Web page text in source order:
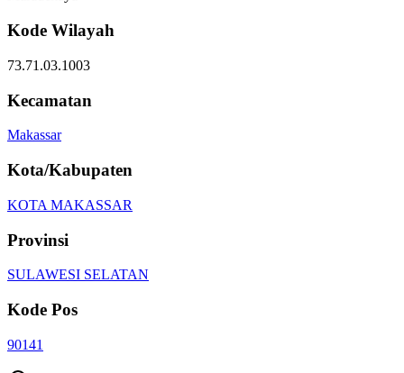
Kode Wilayah
73.71.03.1003
Kecamatan
Makassar
Kota/Kabupaten
KOTA MAKASSAR
Provinsi
SULAWESI SELATAN
Kode Pos
90141